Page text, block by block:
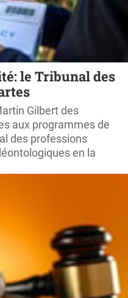
le Tribunal des
Gilbert des
aux programmes de
des professions
en la